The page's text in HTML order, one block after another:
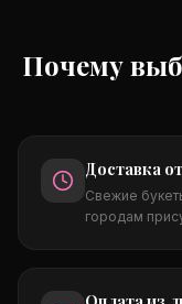
Почему
Доставка
Свежие
городам